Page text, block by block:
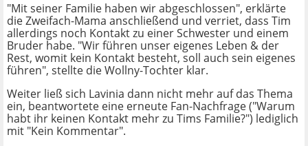
"Mit seiner Familie haben wir abgeschlossen", erklärte
die Zweifach-Mama anschließend und verriet, dass Tim
allerdings noch Kontakt zu einer Schwester und einem
Bruder habe. "Wir führen unser eigenes Leben & der
Rest, womit kein Kontakt besteht, soll auch sein eigenes
führen", stellte die Wollny-Tochter klar.
Weiter ließ sich Lavinia dann nicht mehr auf das Thema
ein, beantwortete eine erneute Fan-Nachfrage ("Warum
habt ihr keinen Kontakt mehr zu Tims Familie?") lediglich
mit "Kein Kommentar".